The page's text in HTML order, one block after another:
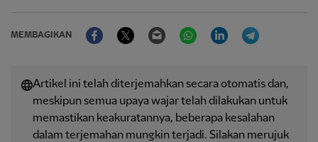
MEMBAGIKAN
FacebookTwitter Email WhatsAppLinkedIn
Artikel ini telah diterjemahkan secara otomatis dan,
meskipun semua upaya wajar telah dilakukan untuk
memastikan keakuratannya, beberapa kesalahan
dalam terjemahan mungkin terjadi. Silakan merujuk